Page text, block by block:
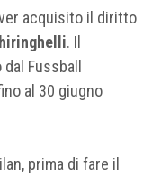
acquisito il diritto
. Il
Fussball
al 30 giugno
prima di fare il